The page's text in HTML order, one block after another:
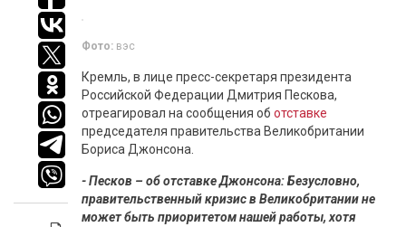
Фото: вэс
Кремль, в лице пресс-секретаря президента
Российской Федерации Дмитрия Пескова,
отреагировал на сообщения об отставке
председателя правительства Великобритании
Бориса Джонсона.
- Песков – об отставке Джонсона: Безусловно,
правительственный кризис в Великобритании не
может быть приоритетом нашей работы, хотя